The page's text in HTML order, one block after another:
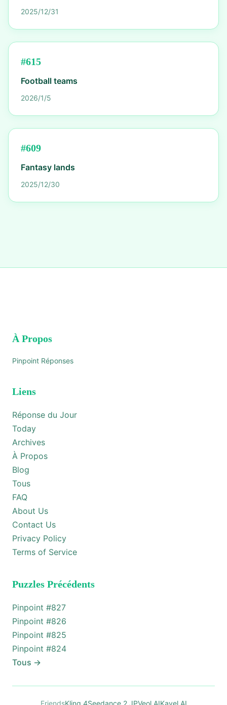
2025/12/31
#615
Football teams
2026/1/5
#609
Fantasy lands
2025/12/30
À Propos
Pinpoint Réponses
Liens
Réponse du Jour
Today
Archives
À Propos
Blog
Tous
FAQ
About Us
Contact Us
Privacy Policy
Terms of Service
Puzzles Précédents
Pinpoint #827
Pinpoint #826
Pinpoint #825
Pinpoint #824
Tous →
FriendsKling 4Seedance 2 JPVeol AIKavel AI